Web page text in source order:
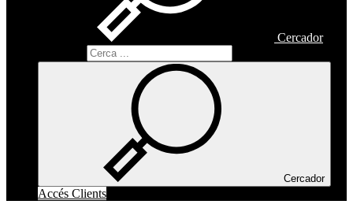
Cercador
Cercador
Accés Clients